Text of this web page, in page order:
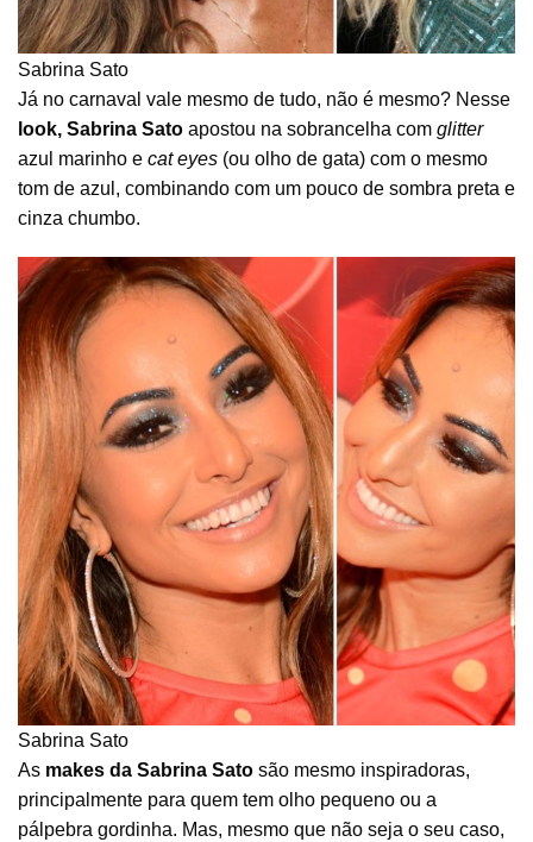
Sabrina Sato
Já no carnaval vale mesmo de tudo, não é mesmo? Nesse
look, Sabrina Sato apostou na sobrancelha com glitter
azul marinho e cat eyes (ou olho de gata) com o mesmo
tom de azul, combinando com um pouco de sombra preta e
cinza chumbo.
Sabrina Sato
As makes da Sabrina Sato são mesmo inspiradoras,
principalmente para quem tem olho pequeno ou a
pálpebra gordinha. Mas, mesmo que não seja o seu caso,